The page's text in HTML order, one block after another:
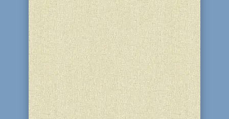
связанных с...